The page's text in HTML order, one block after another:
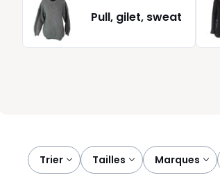
Pull, gilet, sweat
Trier
tailles marques